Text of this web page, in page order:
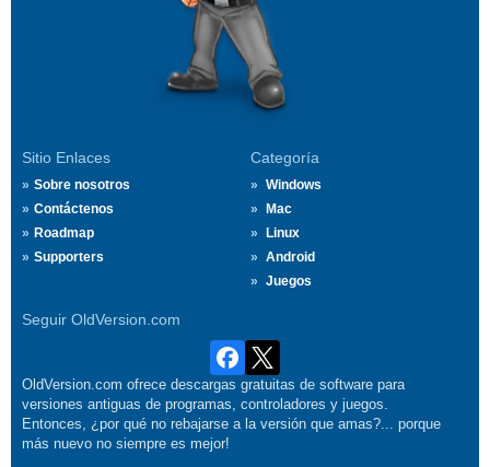
Sitio Enlaces
Sobre nosotros
Contáctenos
Roadmap
Supporters
Categoría
Windows
Mac
Linux
Android
Juegos
Seguir OldVersion.com
OldVersion.com ofrece descargas gratuitas de software para
versiones antiguas de programas, controladores y juegos.
Entonces, ¿por qué no rebajarse a la versión que amas?... porque
más nuevo no siempre es mejor!